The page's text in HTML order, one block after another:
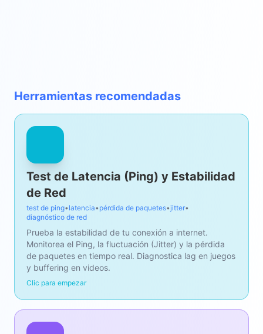
Herramientas recomendadas
Test de Latencia (Ping) y Estabilidad
de Red
test de ping•latencia•pérdida de paquetes•jitter•
diagnóstico de red
Prueba la estabilidad de tu conexión a internet.
Monitorea el Ping, la fluctuación (Jitter) y la pérdida
de paquetes en tiempo real. Diagnostica lag en juegos
y buffering en videos.
Clic para empezar